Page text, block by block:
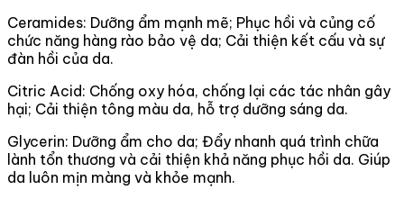
Ceramides: Dưỡng ẩm mạnh mẽ; Phục hồi và củng cố
chức năng hàng rào bảo vệ da; Cải thiện kết cấu và sự
đàn hồi của da.
Citric Acid: Chống oxy hóa, chống lại các tác nhân gây
hại; Cải thiện tông màu da, hỗ trợ dưỡng sáng da.
Glycerin: Dưỡng ẩm cho da; Đẩy nhanh quá trình chữa
lành tổn thương và cải thiện khả năng phục hồi da. Giúp
da luôn mịn màng và khỏe mạnh.